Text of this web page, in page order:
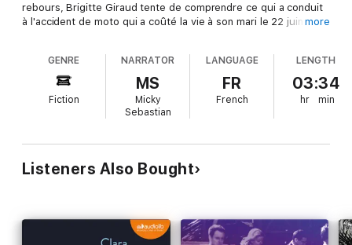
rebours, Brigitte Giraud tente de comprendre ce qui a conduit
à l'accident de moto qui a coûté la vie à son mari le 22 juin
sans réponse. Hasard, destin, coïncidences ? Elle revient sur
ces journées qui s'étaient emballées en une suite de
dérèglements imprévisibles jusqu'à produire l'inéluctable. À ce
point électrisé par la perspective du déménagement, à ce point
pressé de commencer les travaux de rénovation, le couple en
l'enquête et met en scène la vie de Claude, et la leur,
miraculeusement ranimées.
tragique et inconcevable.
more
GENRE
Fiction
NARRATOR
MS
Micky
Sebastian
LANGUAGE
FR
French
LENGTH
03:34
hr min
Listeners Also Bought